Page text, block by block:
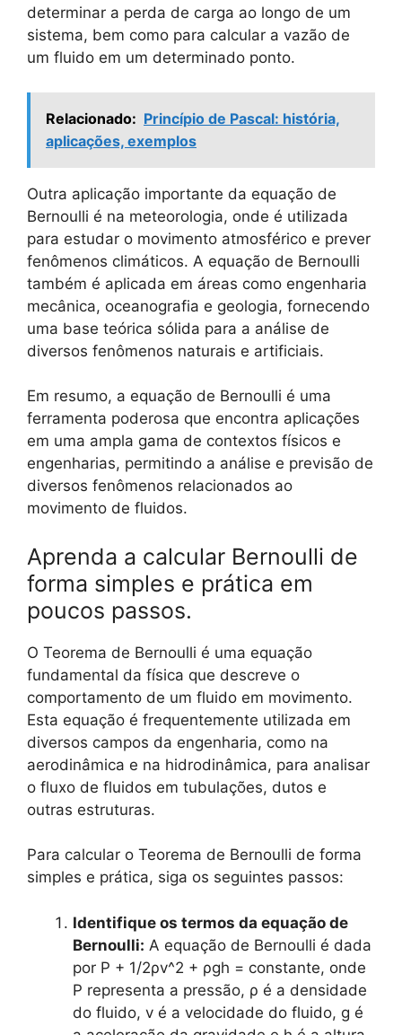
determinar a perda de carga ao longo de um
sistema, bem como para calcular a vazão de
um fluido em um determinado ponto.
Relacionado: Princípio de Pascal: história,
aplicações, exemplos
Outra aplicação importante da equação de
Bernoulli é na meteorologia, onde é utilizada
para estudar o movimento atmosférico e prever
fenômenos climáticos. A equação de Bernoulli
também é aplicada em áreas como engenharia
mecânica, oceanografia e geologia, fornecendo
uma base teórica sólida para a análise de
diversos fenômenos naturais e artificiais.
Em resumo, a equação de Bernoulli é uma
ferramenta poderosa que encontra aplicações
em uma ampla gama de contextos físicos e
engenharias, permitindo a análise e previsão de
diversos fenômenos relacionados ao
movimento de fluidos.
Aprenda a calcular Bernoulli de
forma simples e prática em
poucos passos.
O Teorema de Bernoulli é uma equação
fundamental da física que descreve o
comportamento de um fluido em movimento.
Esta equação é frequentemente utilizada em
diversos campos da engenharia, como na
aerodinâmica e na hidrodinâmica, para analisar
o fluxo de fluidos em tubulações, dutos e
outras estruturas.
Para calcular o Teorema de Bernoulli de forma
simples e prática, siga os seguintes passos:
Identifique os termos da equação de
Bernoulli: A equação de Bernoulli é dada
por P + 1/2ρv^2 + ρgh = constante, onde
P representa a pressão, ρ é a densidade
do fluido, v é a velocidade do fluido, g é